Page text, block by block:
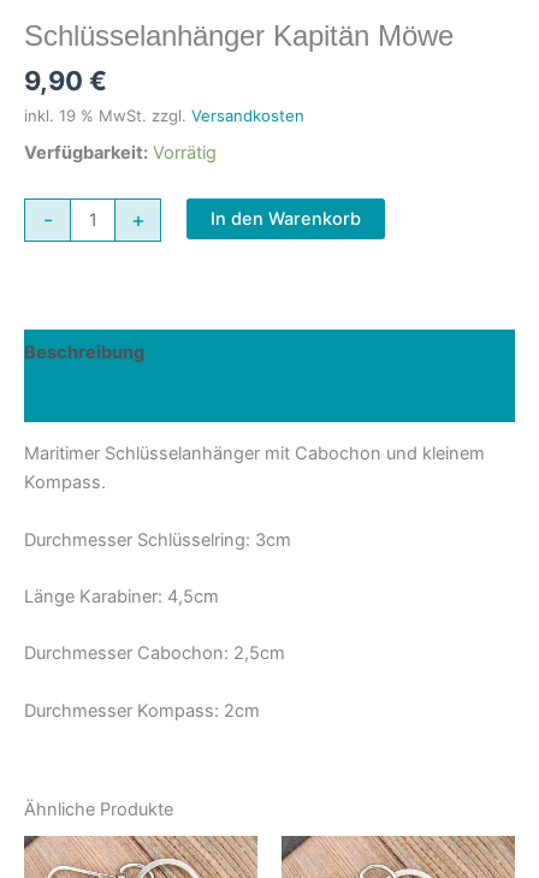
Schlüsselanhänger Kapitän Möwe
9,90 €
inkl. 19 % MwSt. zzgl. Versandkosten
Verfügbarkeit: Vorrätig
-
Schlüsselanhänger
Kapitän
+ In den Warenkorb
Beschreibung
Maritimer Schlüsselanhänger mit Cabochon und kleinem
Kompass.
Durchmesser Schlüsselring: 3cm
Länge Karabiner: 4,5cm
Durchmesser Cabochon: 2,5cm
Durchmesser Kompass: 2cm
Ähnliche Produkte